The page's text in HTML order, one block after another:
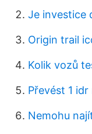
Je investice
Origin trail
Kolik vozů
Převést 1 idr
Nemohu